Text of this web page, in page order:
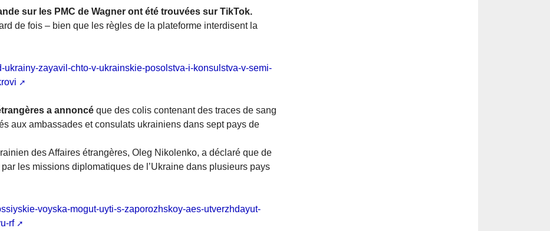
sur les PMC de Wagner ont été trouvées sur TikTok.
de fois – bien que les règles de la plateforme interdisent la
ukrainy-zayavil-chto-v-ukrainskie-posolstva-i-konsulstva-v-semi-
a annoncé que des colis contenant des traces de sang
aux ambassades et consulats ukrainiens dans sept pays de
des Affaires étrangères, Oleg Nikolenko, a déclaré que de
les missions diplomatiques de l’Ukraine dans plusieurs pays
voyska-mogut-uyti-s-zaporozhskoy-aes-utverzhdayut-
rf